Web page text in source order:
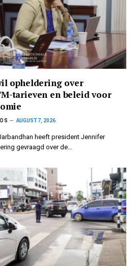
opheldering over
tarieven en beleid voor
AUGUST 7, 2026
heeft president Jennifer
gevraagd over de…